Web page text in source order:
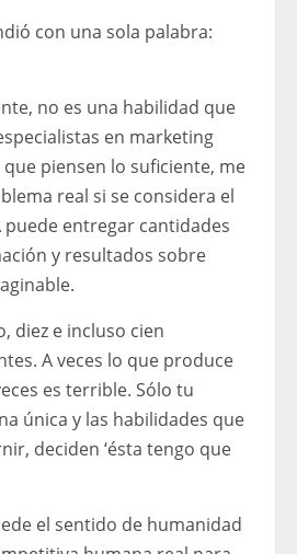
con una sola palabra:
no es una habilidad que
en marketing
piensen lo suficiente, me
real si se considera el
puede entregar cantidades
y resultados sobre
diez e incluso cien
A veces lo que produce
es terrible. Sólo tu
única y las habilidades que
deciden ‘ésta tengo que
el sentido de humanidad